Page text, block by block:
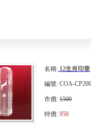
名稱: 12生肖印章
編號: COA-
市價: 1500
特價: 950